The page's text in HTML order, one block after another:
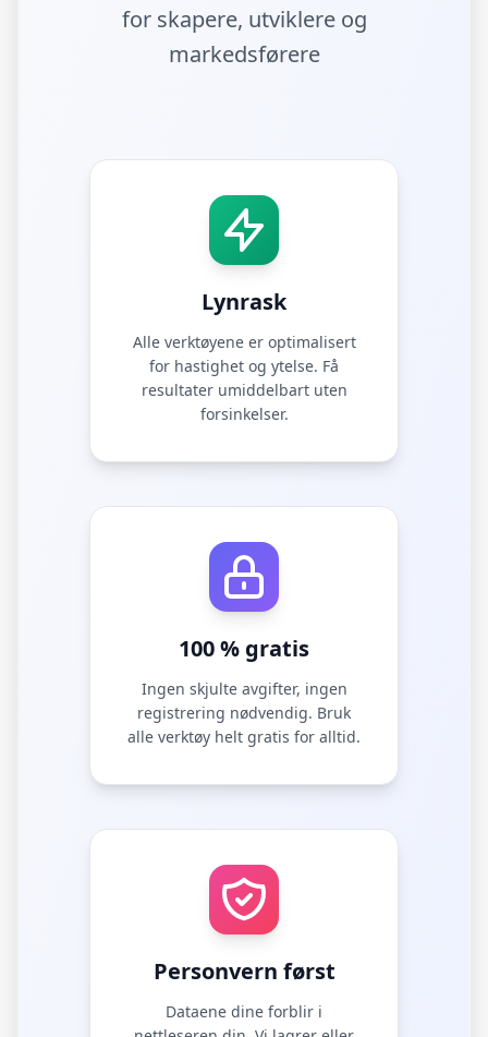
for skapere, utviklere og
markedsførere
Lynrask
Alle verktøyene er optimalisert
for hastighet og ytelse. Få
resultater umiddelbart uten
forsinkelser.
100 % gratis
Ingen skjulte avgifter, ingen
registrering nødvendig. Bruk
alle verktøy helt gratis for alltid.
Personvern først
Dataene dine forblir i